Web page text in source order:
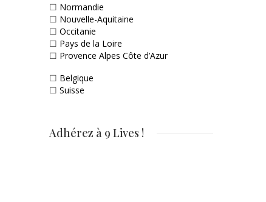
☐ Normandie
☐ Nouvelle-Aquitaine
☐ Occitanie
☐ Pays de la Loire
☐ Provence Alpes Côte d’Azur
☐ Belgique
☐ Suisse
Adhérez à 9 Lives !